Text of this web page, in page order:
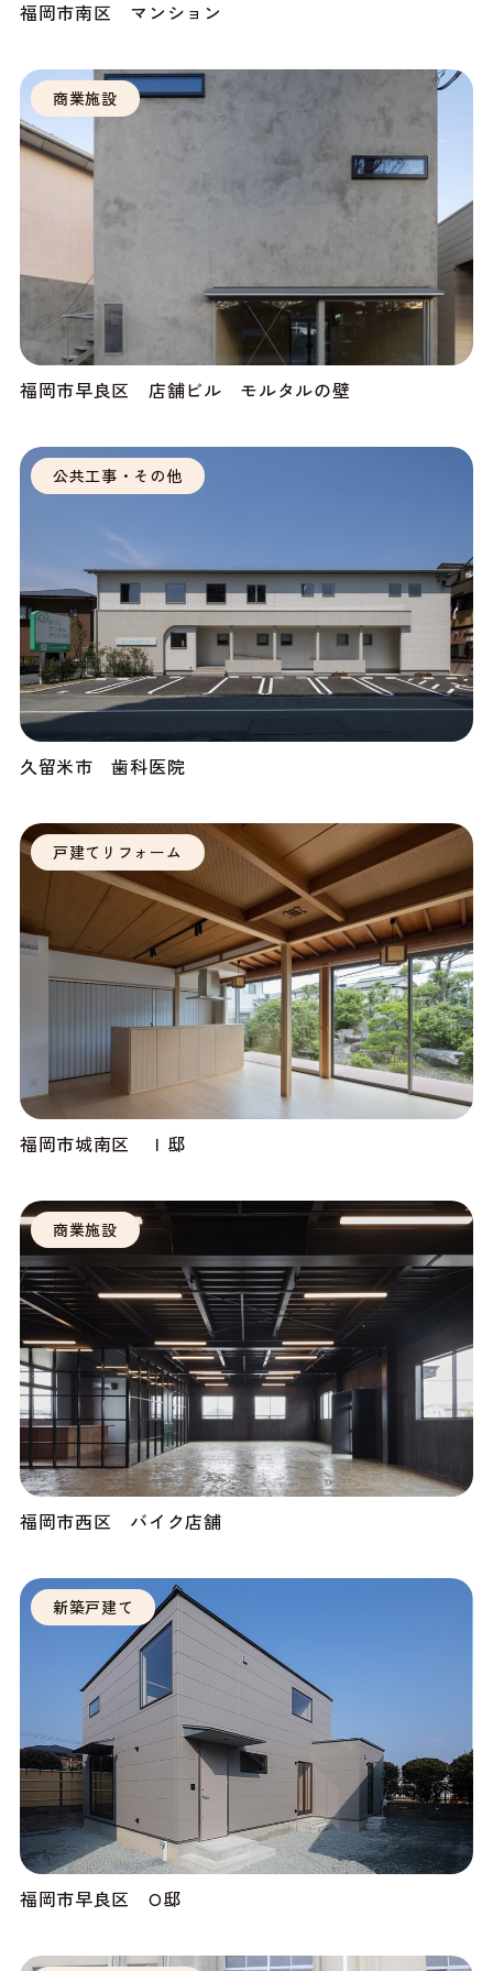
福岡市南区 マンション
商業施設
福岡市早良区 店舗ビル モルタルの壁
公共工事・その他
久留米市 歯科医院
戸建てリフォーム
福岡市城南区 Ｉ邸
商業施設
福岡市西区 バイク店舗
新築戸建て
福岡市早良区 O邸